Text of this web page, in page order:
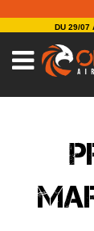
DU 29/07